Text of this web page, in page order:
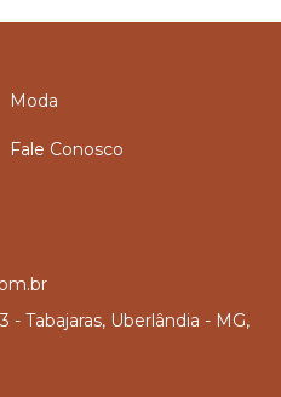
Moda
Fale Conosco
- Tabajaras, Uberlândia - MG,